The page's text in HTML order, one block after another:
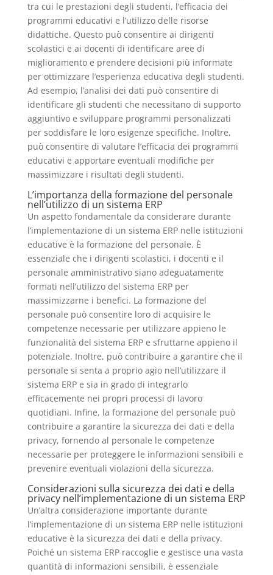
tra cui le prestazioni degli studenti, l’efficacia dei
programmi educativi e l’utilizzo delle risorse
didattiche. Questo può consentire ai dirigenti
scolastici e ai docenti di identificare aree di
miglioramento e prendere decisioni più informate
per ottimizzare l’esperienza educativa degli studenti.
Ad esempio, l’analisi dei dati può consentire di
identificare gli studenti che necessitano di supporto
aggiuntivo e sviluppare programmi personalizzati
per soddisfare le loro esigenze specifiche. Inoltre,
può consentire di valutare l’efficacia dei programmi
educativi e apportare eventuali modifiche per
massimizzare i risultati degli studenti.
L’importanza della formazione del personale
nell’utilizzo di un sistema ERP
Un aspetto fondamentale da considerare durante
l’implementazione di un sistema ERP nelle istituzioni
educative è la formazione del personale. È
essenziale che i dirigenti scolastici, i docenti e il
personale amministrativo siano adeguatamente
formati nell’utilizzo del sistema ERP per
massimizzarne i benefici. La formazione del
personale può consentire loro di acquisire le
competenze necessarie per utilizzare appieno le
funzionalità del sistema ERP e sfruttarne appieno il
potenziale. Inoltre, può contribuire a garantire che il
personale si senta a proprio agio nell’utilizzare il
sistema ERP e sia in grado di integrarlo
efficacemente nei propri processi di lavoro
quotidiani. Infine, la formazione del personale può
contribuire a garantire la sicurezza dei dati e della
privacy, fornendo al personale le competenze
necessarie per proteggere le informazioni sensibili e
prevenire eventuali violazioni della sicurezza.
Considerazioni sulla sicurezza dei dati e della
privacy nell’implementazione di un sistema ERP
Un’altra considerazione importante durante
l’implementazione di un sistema ERP nelle istituzioni
educative è la sicurezza dei dati e della privacy.
Poiché un sistema ERP raccoglie e gestisce una vasta
quantità di informazioni sensibili, è essenziale